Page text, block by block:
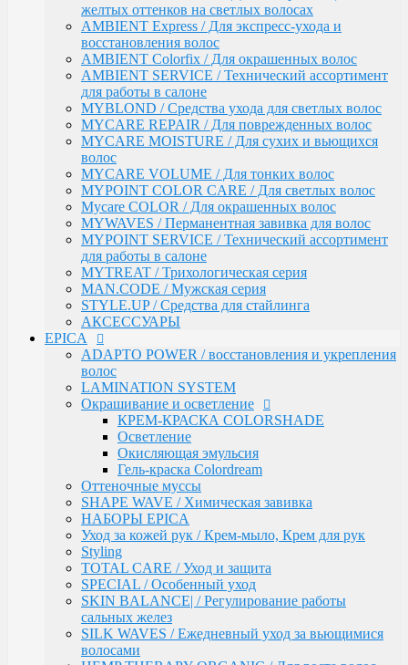
АКСЕССУАРЫ
EPICA
ADAPTO POWER / восстановления и укрепления
волос
LAMINATION SYSTEM
Окрашивание и осветление
КРЕМ-КРАСКА COLORSHADE
Осветление
Окисляющая эмульсия
Гель-краска Colordream
Оттеночные муссы
SHAPE WAVE / Химическая завивка
НАБОРЫ EPICA
Уход за кожей рук / Крем-мыло, Крем для рук
Styling
TOTAL CARE / Уход и защита
SPECIAL / Особенный уход
SKIN BALANCE| / Регулирование работы сальных
желез
SILK WAVES / Ежедневный уход за вьющимися
волосами
HEMP THERAPY ORGANIC / Для роста волос
MEN'S / Мужская серия
COLD BLOND / Уход для blond
KERATIN PRO / Реконструкция и восстановление
волос
ARGANIA RISE ORGANIC / Блеск и гладкость
волос
AMBER SHINE ORGANIC / Для придания блеска
DEEP RECOVER / Восстановление поврежденных
волос
VOLUME BOOSTER / Для придания объема
RICH COLOR / Для окрашенных волос
COMPLEX PRO / Защита во время и после
окрашивания
COLLAGEN PRO / Глубокое увлажнение волос
INTENSE MOISTURE / Для увлажнения и
питания сухих волос
DAILY HAIRCARE / Ежедневный уход
Техническая серия
желтых оттенков на светлых волосах
AMBIENT Express / Для экспресс-ухода и
восстановления волос
AMBIENT Colorfix / Для окрашенных волос
AMBIENT SERVICE / Технический ассортимент
для работы в салоне
MYBLOND / Средства ухода для светлых волос
MYCARE REPAIR / Для поврежденных волос
MYCARE MOISTURE / Для сухих и вьющихся
волос
MYCARE VOLUME / Для тонких волос
MYPOINT COLOR CARE / Для светлых волос
Mycare COLOR / Для окрашенных волос
MYWAVES / Перманентная завивка для волос
MYPOINT SERVICE / Технический ассортимент
для работы в салоне
MYTREAT / Трихологическая серия
MAN.CODE / Мужская серия
STYLE.UP / Средства для стайлинга
АКСЕССУАРЫ
EPICA
ADAPTO POWER / восстановления и укрепления
волос
LAMINATION SYSTEM
Окрашивание и осветление
КРЕМ-КРАСКА COLORSHADE
Осветление
Окисляющая эмульсия
Гель-краска Colordream
Оттеночные муссы
SHAPE WAVE / Химическая завивка
НАБОРЫ EPICA
Уход за кожей рук / Крем-мыло, Крем для рук
Styling
TOTAL CARE / Уход и защита
SPECIAL / Особенный уход
SKIN BALANCE| / Регулирование работы
сальных желез
SILK WAVES / Ежедневный уход за вьющимися
волосами